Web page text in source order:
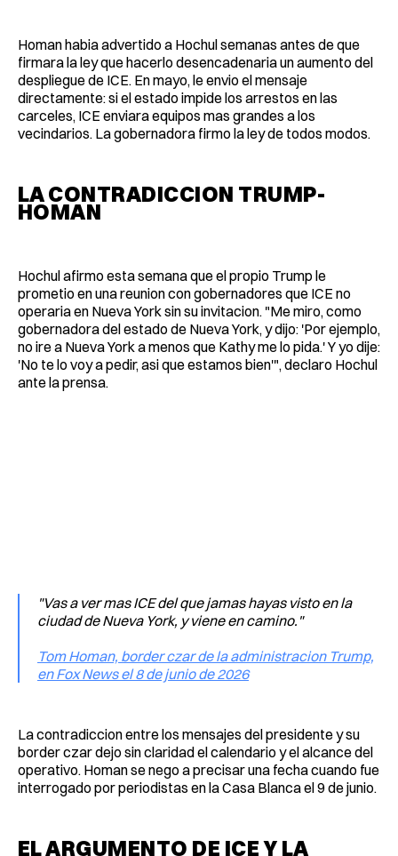
Homan habia advertido a Hochul semanas antes de que
firmara la ley que hacerlo desencadenaria un aumento del
despliegue de ICE. En mayo, le envio el mensaje
directamente: si el estado impide los arrestos en las
carceles, ICE enviara equipos mas grandes a los
vecindarios. La gobernadora firmo la ley de todos modos.
LA CONTRADICCION TRUMP-
HOMAN
Hochul afirmo esta semana que el propio Trump le
prometio en una reunion con gobernadores que ICE no
operaria en Nueva York sin su invitacion. "Me miro, como
gobernadora del estado de Nueva York, y dijo: 'Por ejemplo,
no ire a Nueva York a menos que Kathy me lo pida.' Y yo dije:
'No te lo voy a pedir, asi que estamos bien'", declaro Hochul
ante la prensa.
"Vas a ver mas ICE del que jamas hayas visto en la
ciudad de Nueva York, y viene en camino."
Tom Homan, border czar de la administracion Trump,
en Fox News el 8 de junio de 2026
La contradiccion entre los mensajes del presidente y su
border czar dejo sin claridad el calendario y el alcance del
operativo. Homan se nego a precisar una fecha cuando fue
interrogado por periodistas en la Casa Blanca el 9 de junio.
EL ARGUMENTO DE ICE Y LA